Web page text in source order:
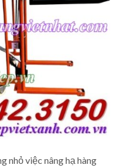
nhỏ việc nâng hạ hàng